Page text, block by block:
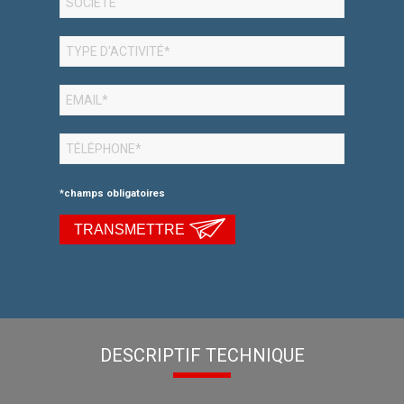
*champs obligatoires
TRANSMETTRE
DESCRIPTIF TECHNIQUE